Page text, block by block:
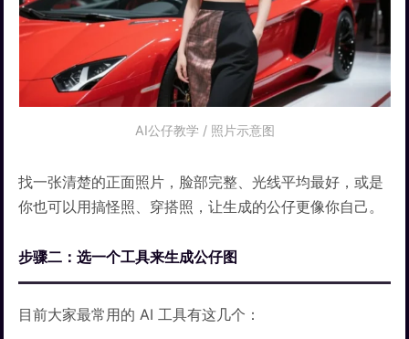
AI公仔教学 / 照片示意图
找一张清楚的正面照片，脸部完整、光线平均最好，或是
你也可以用搞怪照、穿搭照，让生成的公仔更像你自己。
步骤二：选一个工具来生成公仔图
目前大家最常用的 AI 工具有这几个：